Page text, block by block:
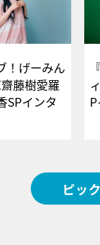
！げーみん
藤樹愛羅
SPインタ
ピッ